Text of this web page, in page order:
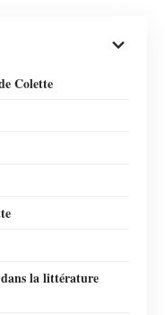
Colette
la littérature